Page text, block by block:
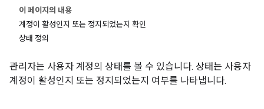
이 페이지의 내용
계정이 활성인지 또는 정지되었는지 확인
상태 정의
관리자는 사용자 계정의 상태를 볼 수 있습니다. 상태는 사용자
계정이 활성인지 또는 정지되었는지 여부를 나타냅니다.